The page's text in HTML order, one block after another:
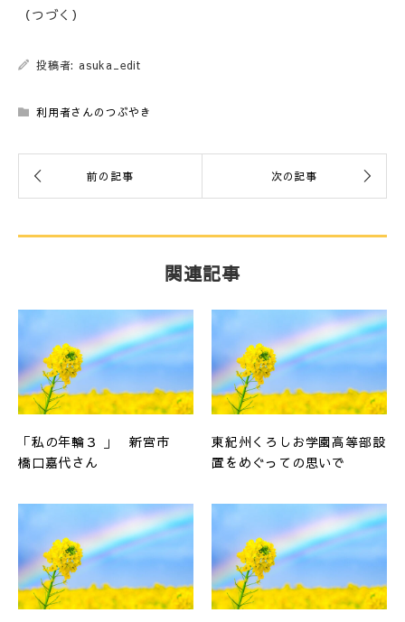
（つづく）
投稿者: asuka_edit
利用者さんのつぶやき
関連記事
「私の年輪３ 」 新宮市
橋口嘉代さん
東紀州くろしお学園高等部設
置をめぐっての思いで